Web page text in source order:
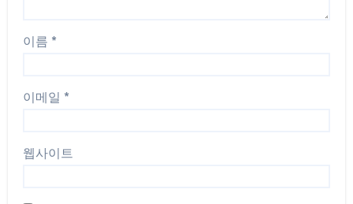
이름 *
이메일 *
웹사이트